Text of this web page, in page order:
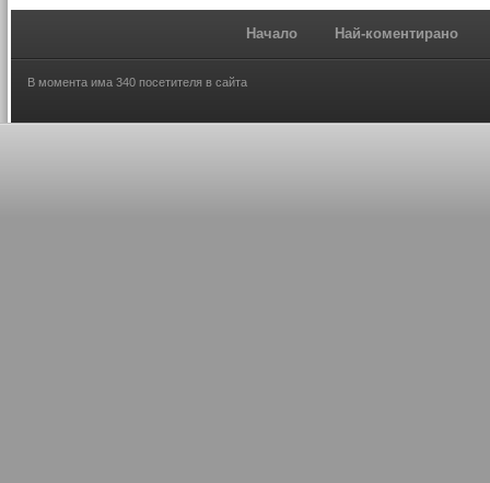
Начало Най-коментирано
В момента има 340 посетителя в сайта